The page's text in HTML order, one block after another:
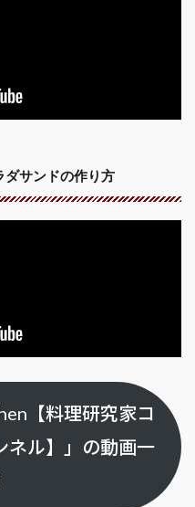
ダサンドの作り方
【料理研究家コ
ネル】」の動画一